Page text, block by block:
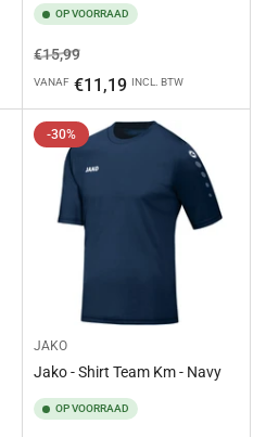
OP VOORRAAD
Normale
prijs
€15,99Aanbiedingsprijs
VANAF €11,19 INCL. BTW
-30%
JAKO
Jako - Shirt Team Km - Navy
OP VOORRAAD